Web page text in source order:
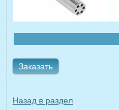
Заказать
Назад в раздел